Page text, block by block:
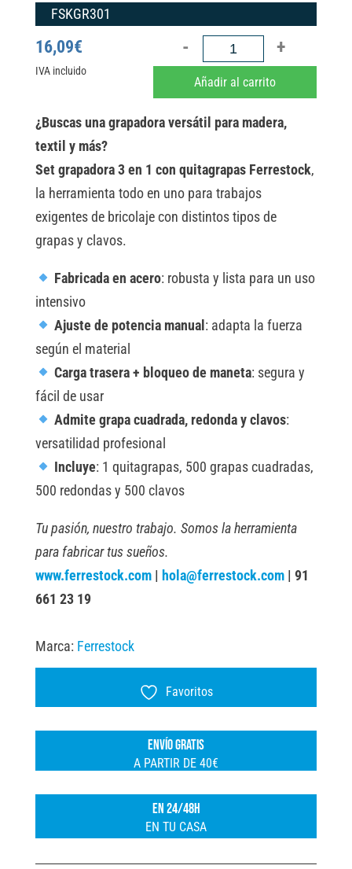
FSKGR301
16,09€
IVA incluido
SET
GRAPADORA
EN
CON
QUITAGRAPAS
cantidad
Añadir al carrito
¿Buscas una grapadora versátil para madera,
textil y más?
Set grapadora 3 en 1 con quitagrapas Ferrestock,
la herramienta todo en uno para trabajos
exigentes de bricolaje con distintos tipos de
grapas y clavos.
Fabricada en acero: robusta y lista para un uso
intensivo
Ajuste de potencia manual: adapta la fuerza
según el material
Carga trasera + bloqueo de maneta: segura y
fácil de usar
Admite grapa cuadrada, redonda y clavos:
versatilidad profesional
Incluye: 1 quitagrapas, 500 grapas cuadradas,
500 redondas y 500 clavos
Tu pasión, nuestro trabajo. Somos la herramienta
para fabricar tus sueños.
www.ferrestock.com| hola@ferrestock.com| 91
661 23 19
Marca: Ferrestock
Favoritos
ENVÍO GRATIS
A PARTIR DE 40€
EN 24/48H
EN TU CASA